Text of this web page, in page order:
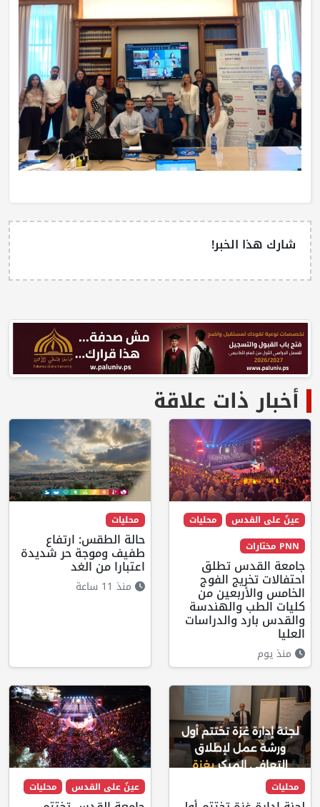
شارك هذا الخبر!
أخبار ذات علاقة
عينٌ على القدس
محليات
PNN مختارات
جامعة القدس تطلق
احتفالات تخريج الفوج
الخامس والأربعين من
كليات الطب والهندسة
والقدس بارد والدراسات
العليا
منذ يوم
محليات
حالة الطقس: ارتفاع
طفيف وموجة حر شديدة
اعتبارا من الغد
منذ 11 ساعة
محليات عينٌ على القدس محليات